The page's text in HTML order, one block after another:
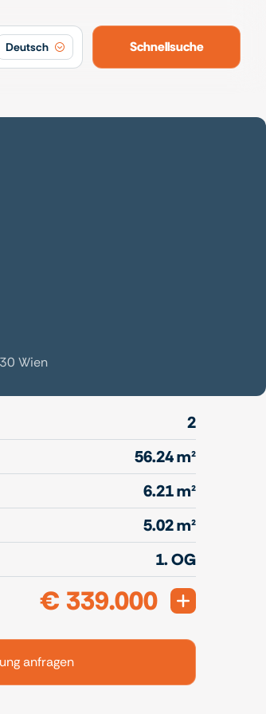
Deutsch Schnellsuche
Wien
2
56.24 m²
6.21 m²
5.02 m²
1. OG
€ 339.000
anfragen